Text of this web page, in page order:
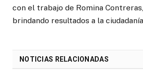
con el trabajo de Romina
brindando resultados a la
NOTICIAS RELACIONADAS